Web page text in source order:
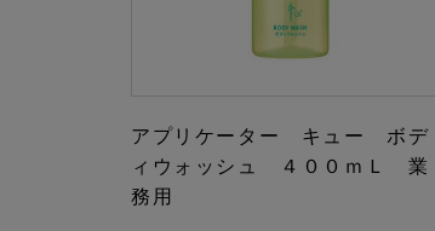
アプリケーター キュー ボデ
ィウォッシュ ４００ｍＬ 業
務用